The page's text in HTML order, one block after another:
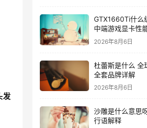
发
GTX1660Ti什么
中端游戏显卡性
2026年8月6日
杜蕾斯是什么 全
全套品牌详解
2026年8月6日
沙雕是什么意思
行语解释